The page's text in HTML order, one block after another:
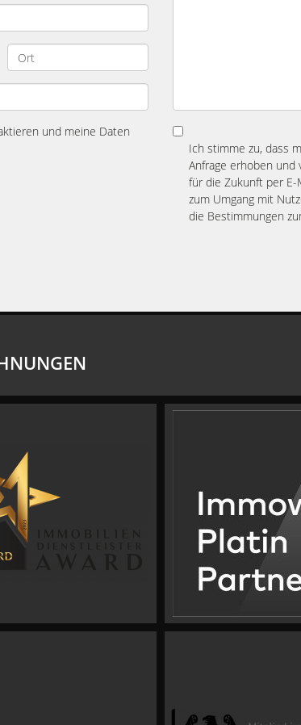
und meine Daten
Ich stimme zu, dass
Anfrage erhoben und
für die Zukunft per E-
zum Umgang mit
die Bestimmungen